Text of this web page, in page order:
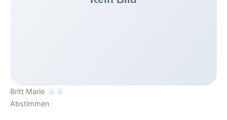
Britt Marie
Abstimmen